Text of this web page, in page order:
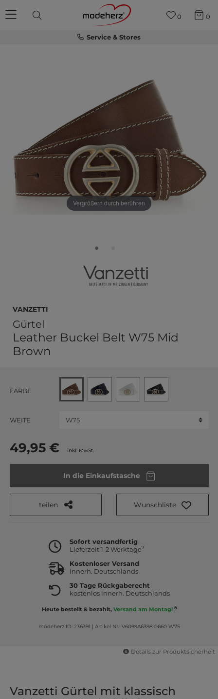
Service & Stores
0 0
Vergrößern durch berühren
Vanzetti
Gürtel
Leather Buckel Belt W75 Mid
Brown
FARBE
WEITE
49,95 € inkl. MwSt.
In die Einkaufstasche
teilen Wunschliste
Sofort versandfertig
Lieferzeit 1-2 Werktage7
Kostenloser Versand
innerh. Deutschlands
30 Tage Rückgaberecht
kostenlos innerh. Deutschlands
Heute bestellt & bezahlt, Versand am Montag! 8
modeherz ID: 236391 | Artikel Nr.: V6099A6398 0660 W75
Details zur Produktsicherheit
Vanzetti Gürtel mit klassisch